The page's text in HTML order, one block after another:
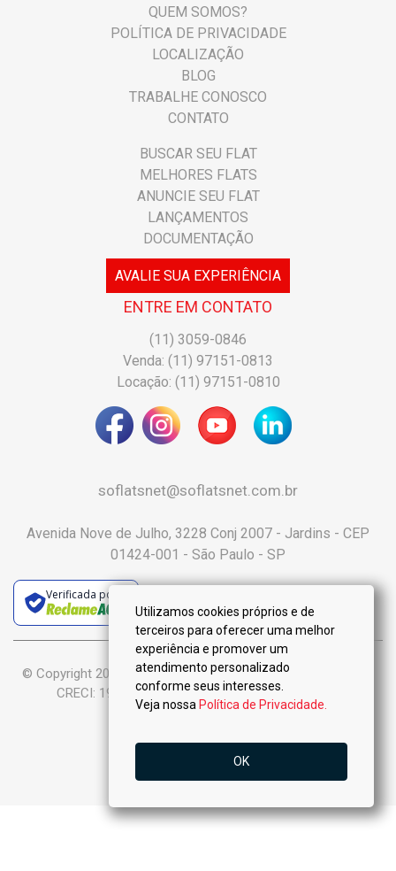
QUEM SOMOS?
POLÍTICA DE PRIVACIDADE
LOCALIZAÇÃO
BLOG
TRABALHE CONOSCO
CONTATO
BUSCAR SEU FLAT
MELHORES FLATS
ANUNCIE SEU FLAT
LANÇAMENTOS
DOCUMENTAÇÃO
AVALIE SUA EXPERIÊNCIA
ENTRE EM CONTATO
(11) 3059-0846
Venda: (11) 97151-0813
Locação: (11) 97151-0810
soflatsnet@soflatsnet.com.br
Avenida Nove de Julho, 3228 Conj 2007 - Jardins - CEP
01424-001 - São Paulo - SP
Verificada por
© Copyright 2025 :: Só Flats Negócios Imobiliários Ltda-Me ::
CRECI: 19.926-J - Todos os Direitos Reservados.
Utilizamos cookies próprios e de
terceiros para oferecer uma melhor
experiência e promover um
atendimento personalizado
conforme seus interesses.
Veja nossa Política de Privacidade.
OK